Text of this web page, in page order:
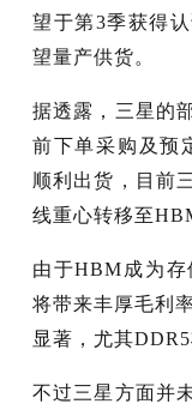
望于第3季获得
望量产供货。
据透露，三星的
前下单采购及预
顺利出货，目前
线重心转移至
由于HBM成为
将带来丰厚毛利
显著，尤其
不过三星方面并